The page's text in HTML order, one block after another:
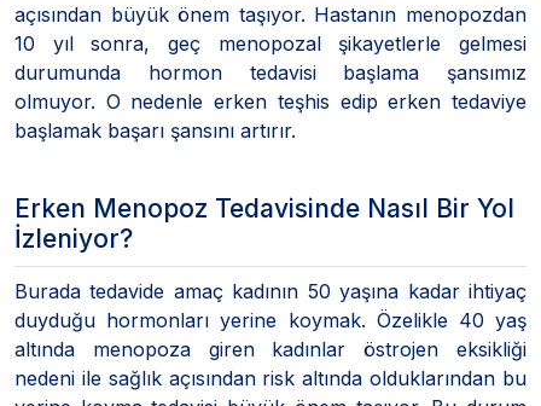
açısından büyük önem taşıyor. Hastanın menopozdan
10 yıl sonra, geç menopozal şikayetlerle gelmesi
durumunda hormon tedavisi başlama şansımız
olmuyor. O nedenle erken teşhis edip erken tedaviye
başlamak başarı şansını artırır.
Erken Menopoz Tedavisinde Nasıl Bir Yol
İzleniyor?
Burada tedavide amaç kadının 50 yaşına kadar ihtiyaç
duyduğu hormonları yerine koymak. Özelikle 40 yaş
altında menopoza giren kadınlar östrojen eksikliği
nedeni ile sağlık açısından risk altında olduklarından bu